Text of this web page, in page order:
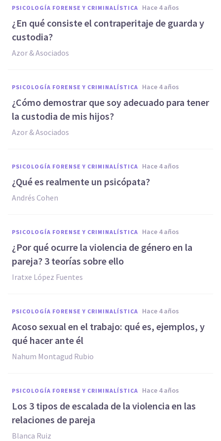
PSICOLOGÍA FORENSE Y CRIMINALÍSTICA hace 4 años
¿En qué consiste el contraperitaje de guarda y
custodia?
Azor & Asociados
PSICOLOGÍA FORENSE Y CRIMINALÍSTICA hace 4 años
¿Cómo demostrar que soy adecuado para tener
la custodia de mis hijos?
Azor & Asociados
PSICOLOGÍA FORENSE Y CRIMINALÍSTICA hace 4 años
¿Qué es realmente un psicópata?
Andrés Cohen
PSICOLOGÍA FORENSE Y CRIMINALÍSTICA hace 4 años
¿Por qué ocurre la violencia de género en la
pareja? 3 teorías sobre ello
Iratxe López Fuentes
PSICOLOGÍA FORENSE Y CRIMINALÍSTICA hace 4 años
Acoso sexual en el trabajo: qué es, ejemplos, y
qué hacer ante él
Nahum Montagud Rubio
PSICOLOGÍA FORENSE Y CRIMINALÍSTICA hace 4 años
Los 3 tipos de escalada de la violencia en las
relaciones de pareja
Blanca Ruiz